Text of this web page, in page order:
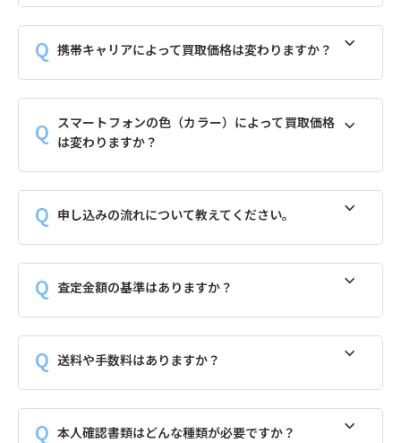
携帯キャリアによって買取価格は変わりますか？
スマートフォンの色（カラー）によって買取価格
は変わりますか？
申し込みの流れについて教えてください。
査定金額の基準はありますか？
送料や手数料はありますか？
本人確認書類はどんな種類が必要ですか？